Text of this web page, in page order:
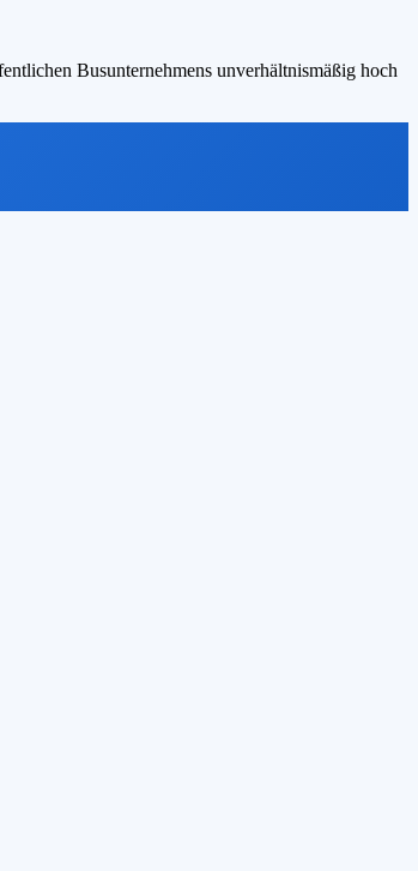
Busunternehmens unverhältnismäßig hoch